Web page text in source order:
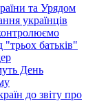
та Урядом
українців
батьків"
День
до звіту про